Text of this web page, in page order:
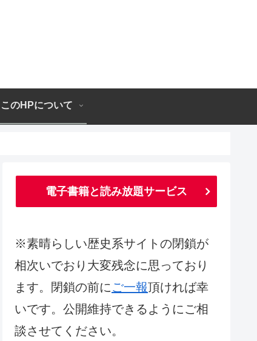
このHPについて
電子書籍と読み放題サービス
※素晴らしい歴史系サイトの閉鎖が
相次いでおり大変残念に思っており
ます。閉鎖の前にご一報頂ければ幸
いです。公開維持できるようにご相
談させてください。